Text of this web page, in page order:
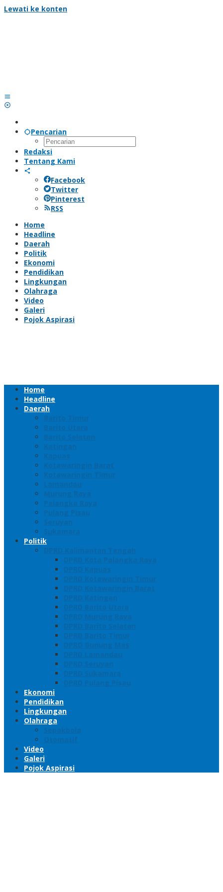
Lewati ke konten
Pencarian
Redaksi
Tentang Kami
Facebook
Twitter
Pinterest
RSS
Home
Headline
Daerah
Politik
Ekonomi
Pendidikan
Lingkungan
Olahraga
Video
Galeri
Pojok Aspirasi
Home
Headline
Daerah
Barito Timur
Barito Utara
Barito Selatan
Katingan
Kapuas
Kotawaringin Barat
Kotawaringin Timur
Lamandau
Murung Raya
Palangka Raya
Pulang Pisau
Seruyan
Sukamara
Politik
DPRD Kalimantan Tengah
DPRD Kota Palangka Raya
DPRD Kapuas
DPRD Kotawaringin Timur
DPRD Kotawaringin Barat
DPRD Katingan
DPRD Barito Utara
DPRD Murung Raya
DPRD Barito Selatan
DPRD Barito Timur
DPRD Gunung Mas
DPRD Lamandau
DPRD Seruyan
DPRD Sukamara
DPRD Pulang Pisau
Ekonomi
Pendidikan
Lingkungan
Olahraga
Sepakbola
Otomatif
Video
Galeri
Pojok Aspirasi